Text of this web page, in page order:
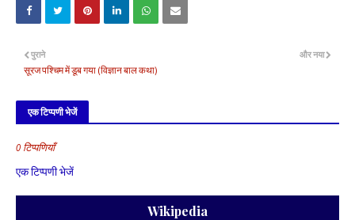
और नया
पुराने
सूरज पश्चिम में डूब गया (विज्ञान बाल कथा)
एक टिप्पणी भेजें
0 टिप्पणियाँ
एक टिप्पणी भेजें
Wikipedia